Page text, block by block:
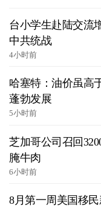
台小学生赴陆交流
中共统战
4小时前
哈塞特：油价虽高
蓬勃发展
5小时前
芝加哥公司召回
腌牛肉
6小时前
8月第一周美国移